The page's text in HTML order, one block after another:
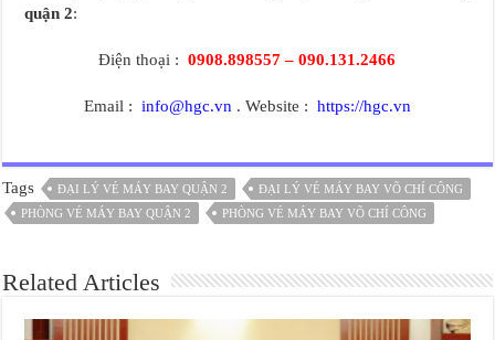
quận 2:
Điện thoại :0908.898557 – 090.131.2466
Email : info@hgc.vn. Website : https://hgc.vn
Tags ĐẠI LÝ VÉ MÁY BAY QUẬN 2
ĐẠI LÝ VÉ MÁY BAY VÕ CHÍ CÔNG
PHÒNG VÉ MÁY BAY QUẬN 2
PHÒNG VÉ MÁY BAY VÕ CHÍ CÔNG
Related Articles